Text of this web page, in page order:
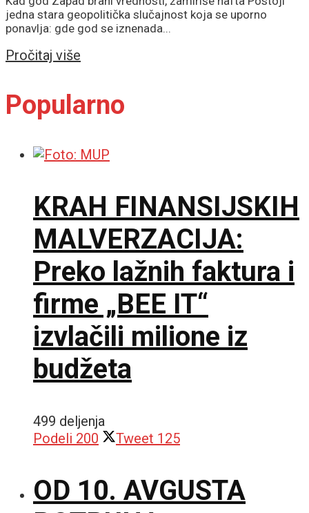
jedna stara geopolitička slučajnost koja se uporno
ponavlja: gde god se iznenada...
Pročitaj više
Popularno
KRAH FINANSIJSKIH
MALVERZACIJA:
Preko lažnih faktura i
firme „BEE IT“
izvlačili milione iz
budžeta
499 deljenja
Podeli 200 Tweet 125
OD 10. AVGUSTA